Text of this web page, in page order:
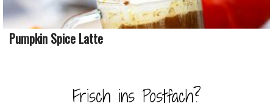
Pumpkin Spice Latte
Frisch ins Postfach?